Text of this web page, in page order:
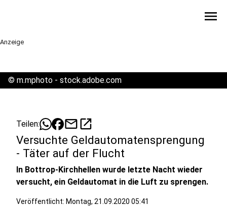
menu
Anzeige
© m.mphoto - stock.adobe.com
Teilen: mailopen_in_new
Versuchte Geldautomatensprengung
- Täter auf der Flucht
In Bottrop-Kirchhellen wurde letzte Nacht wieder
versucht, ein Geldautomat in die Luft zu sprengen.
Veröffentlicht: Montag, 21.09.2020 05:41